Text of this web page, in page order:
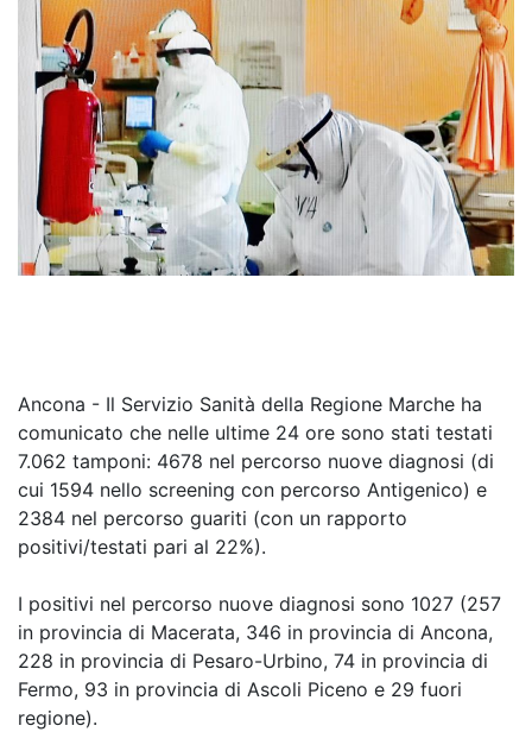
Ancona - Il Servizio Sanità della Regione Marche ha
comunicato che nelle ultime 24 ore sono stati testati
7.062 tamponi: 4678 nel percorso nuove diagnosi (di
cui 1594 nello screening con percorso Antigenico) e
2384 nel percorso guariti (con un rapporto
positivi/testati pari al 22%).
I positivi nel percorso nuove diagnosi sono 1027 (257
in provincia di Macerata, 346 in provincia di Ancona,
228 in provincia di Pesaro-Urbino, 74 in provincia di
Fermo, 93 in provincia di Ascoli Piceno e 29 fuori
regione).